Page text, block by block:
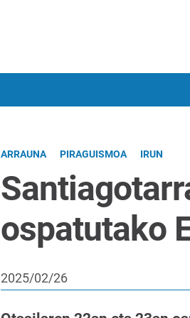
ARRAUNA PIRAGUISMOA IRUN
ospatutako
2025/02/26